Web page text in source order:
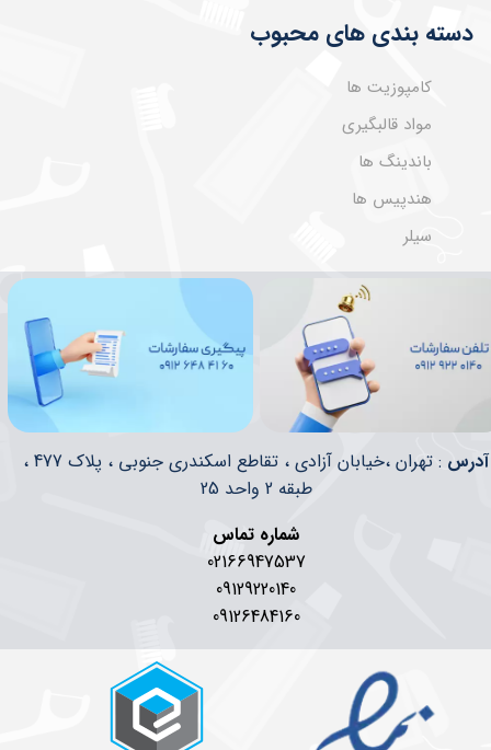
دسته بندی های محبوب
کامپوزیت ها
مواد قالبگیری
باندینگ ها
هندپیس ها
سیلر
​​آدرس
: تهران ،خیابان آزادی ، تقاطع اسکندری جنوبی ، پلاک 477 ،
طبقه 2 واحد 25
شماره تماس
02166947537
09129220140
09126484160